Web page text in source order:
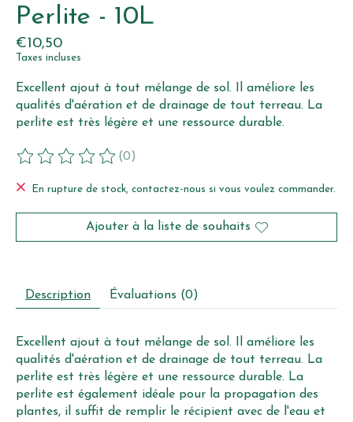
Perlite - 10L
€10,50
Taxes incluses
Excellent ajout à tout mélange de sol. Il améliore les
qualités d'aération et de drainage de tout terreau. La
perlite est très légère et une ressource durable.
Ce produit est évalué à
(0)
En rupture de stock, contactez-nous si vous voulez commander.
Ajouter à la liste de souhaits
Description Évaluations (0)
Excellent ajout à tout mélange de sol. Il améliore les
qualités d'aération et de drainage de tout terreau. La
perlite est très légère et une ressource durable. La
perlite est également idéale pour la propagation des
plantes, il suffit de remplir le récipient avec de l'eau et